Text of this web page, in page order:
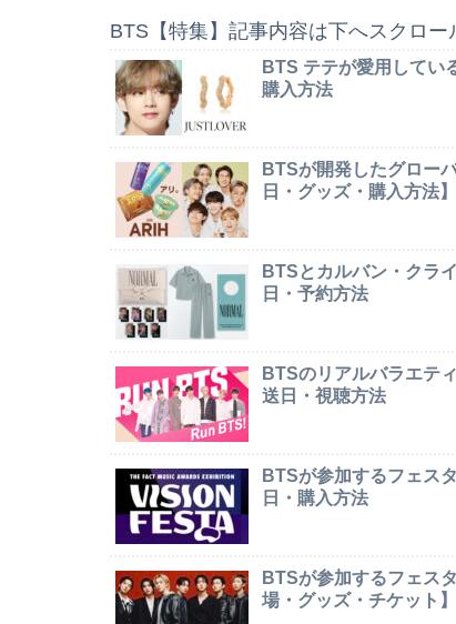
BTS【特集】記事内容は下へスクロ
BTS テテが愛用してい
購入方法
BTSが開発したグロー
日・グッズ・購入方法】
BTSとカルバン・クラ
日・予約方法
BTSのリアルバラエテ
送日・視聴方法
BTSが参加するフェス
日・購入方法
BTSが参加するフェス
場・グッズ・チケット】